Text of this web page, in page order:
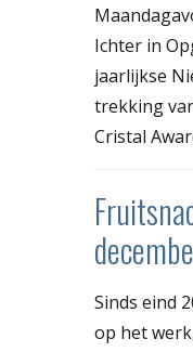
Ichter in
jaarlijkse
trekking
Cristal
Sinds eind
op het